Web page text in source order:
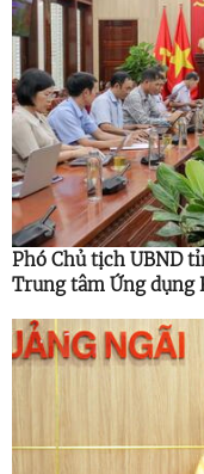
Phó Chủ tịch UBND
Trung tâm Ứng dụng